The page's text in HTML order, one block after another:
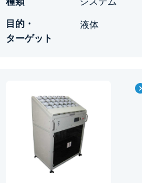
液体